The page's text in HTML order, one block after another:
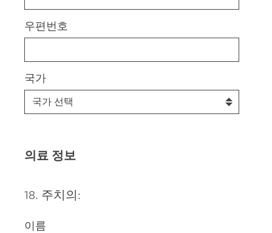
우편번호
국가
의료 정보
Question
18. 주치의:
이름